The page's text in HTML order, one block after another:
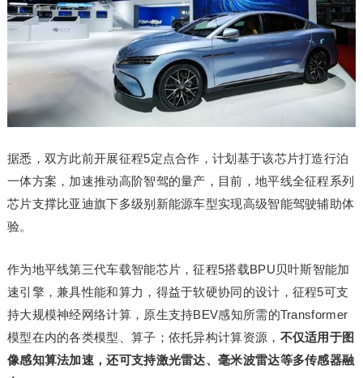
据悉，双方此前开展征程5定点合作，计划基于该芯片打造行泊
一体方案，加速推动高阶智驾的量产，目前，地平线全征程系列
芯片支撑比亚迪旗下多级别新能源车型实现高级智能驾驶辅助体
验。
作为地平线第三代车载智能芯片，征程5搭载BPU贝叶斯智能加
速引擎，兼具性能和算力，得益于软硬协同的设计，征程5可支
持大规模神经网络计算，原生支持BEV感知所需的Transformer
模型在内的各类模型、算子；依托异构计算资源， 不仅适用于图
像感知算法加速，还可支持激光雷达、毫米波雷达等多传感器融